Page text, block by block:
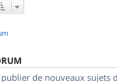
publier de nouveaux sujets